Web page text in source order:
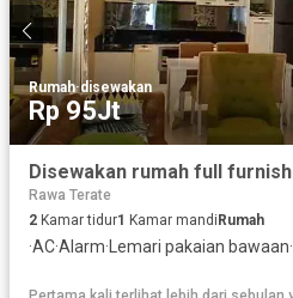
Rumah·disewakan
Rp 95Jt
Rawa Terate
2 Kamar tidur1 Kamar mandi Rumah
·AC·Alarm· Lemari pakaian bawaan·